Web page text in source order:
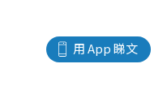
用 App 睇文